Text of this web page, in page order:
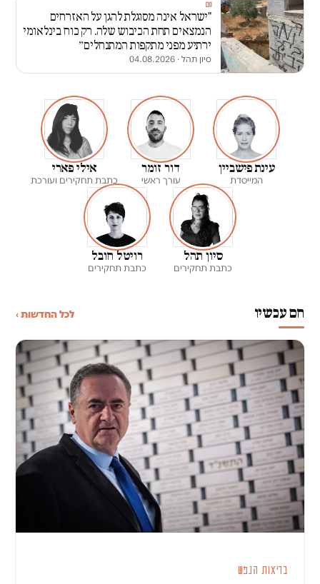
חם
"ישראל אינה מסוגלת להגן על האזרחים
הנמצאים תחת הכיבוש שלה. רק כוח בינלאומי
ירתיע מפני מתקפות המתנחלים״
סיון תהל·
04.08.2026
עינת פישביין
המייסדת
דור זומר
עורך ראשי
אילי פארי
כתבת תחקירים ועורכת
סיון תהל
כתבת תחקירים
רויטל חובל
כתבת תחקירים
חם עכשיו לכל החדשות ›
בריאות הנפש